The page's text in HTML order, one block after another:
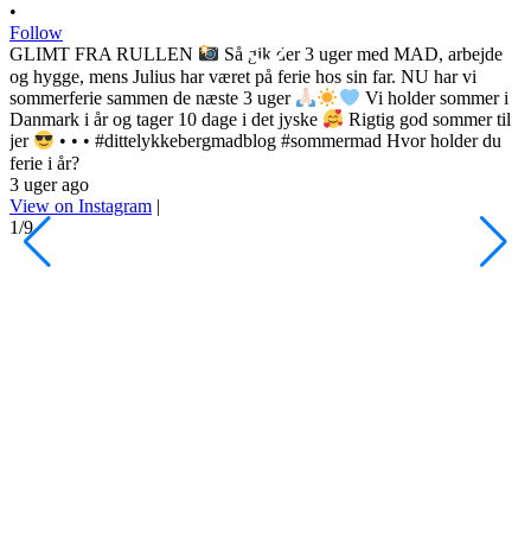
•
Follow
GLIMT FRA RULLEN
Så gik der 3 uger med MAD, arbejde
og hygge, mens Julius har været på ferie hos sin far. NU har vi
sommerferie sammen de næste 3 uger
Vi holder sommer i
Danmark i år og tager 10 dage i det jyske
Rigtig god sommer til
jer
• • • #dittelykkebergmadblog #sommermad Hvor holder du
ferie i år?
3 uger ago
View on Instagram |
1/9